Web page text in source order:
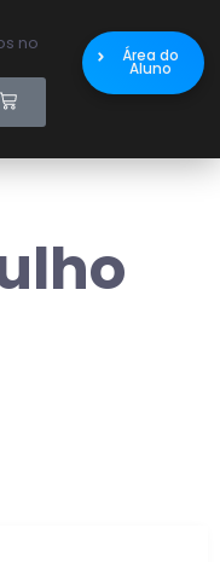
no
Área do
Aluno